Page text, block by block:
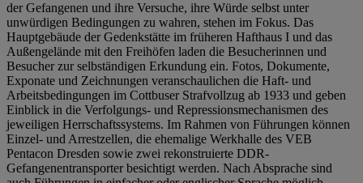
der Gefangenen und ihre Versuche, ihre Würde selbst unter
unwürdigen Bedingungen zu wahren, stehen im Fokus. Das
Hauptgebäude der Gedenkstätte im früheren Hafthaus I und das
Außengelände mit den Freihöfen laden die Besucherinnen und
Besucher zur selbständigen Erkundung ein. Fotos, Dokumente,
Exponate und Zeichnungen veranschaulichen die Haft- und
Arbeitsbedingungen im Cottbuser Strafvollzug ab 1933 und geben
Einblick in die Verfolgungs- und Repressionsmechanismen des
jeweiligen Herrschaftssystems. Im Rahmen von Führungen können
Einzel- und Arrestzellen, die ehemalige Werkhalle des VEB
Pentacon Dresden sowie zwei rekonstruierte DDR-
Gefangenentransporter besichtigt werden. Nach Absprache sind